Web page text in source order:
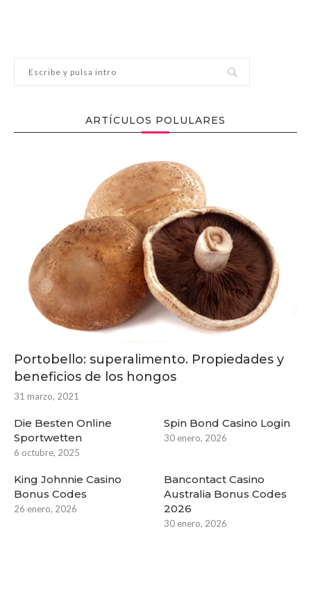
ARTÍCULOS POLULARES
Portobello: superalimento. Propiedades y
beneficios de los hongos
31 marzo, 2021
Die Besten Online
Sportwetten
6 octubre, 2025
Spin Bond Casino Login
30 enero, 2026
King Johnnie Casino
Bonus Codes
26 enero, 2026
Bancontact Casino
Australia Bonus Codes
2026
30 enero, 2026